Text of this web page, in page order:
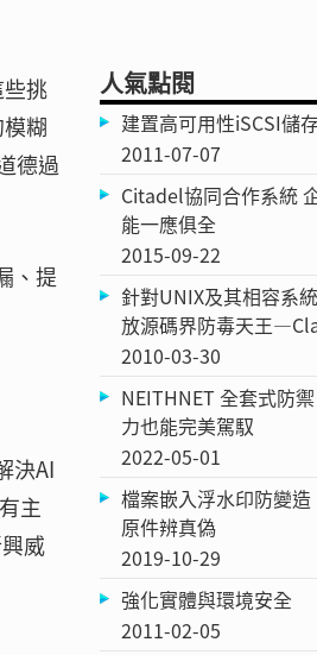
挑
糊
德過
、提
決AI
主
威
人氣點閱
建置高可用性iSCSI儲
2011-07-07
Citadel協同合作系統
能一應俱全
2015-09-22
針對UNIX及其相容系
放源碼界防毒天王
2010-03-30
NEITHNET 全套式防
力也能完美駕馭
2022-05-01
檔案嵌入浮水印防變
原件辨真偽
2019-10-29
強化實體與環境安全
2011-02-05